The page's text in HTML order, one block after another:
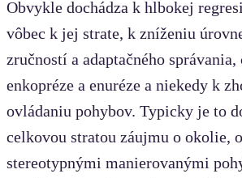
Obvykle dochádza k hlbokej
vôbec k jej strate, k zníženiu
zručností a adaptačného správania,
enkopréze a enuréze a niekedy k
ovládaniu pohybov. Typicky je to
celkovou stratou záujmu o okolie,
stereotypnými manierovanými